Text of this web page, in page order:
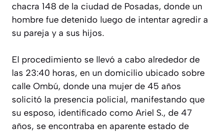
chacra 148 de la ciudad de Posadas, donde un
hombre fue detenido luego de intentar agredir a
su pareja y a sus hijos.
El procedimiento se llevó a cabo alrededor de
las 23:40 horas, en un domicilio ubicado sobre
calle Ombú, donde una mujer de 45 años
solicitó la presencia policial, manifestando que
su esposo, identificado como Ariel S., de 47
años, se encontraba en aparente estado de